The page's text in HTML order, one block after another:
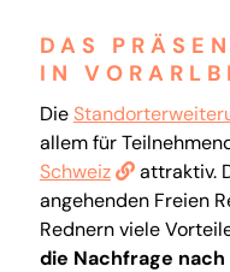
DAS
IN
Die
allem für
Schweiz
attraktiv.
angehenden Freien
Rednern viele
die Nachfrage